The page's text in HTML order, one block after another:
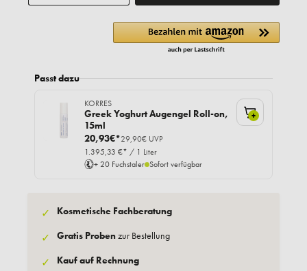
Passt dazu
KORRES
Greek Yoghurt Augengel Roll-on,
15ml
20,93€*29,90€ UVP
1.395,33 €* / 1 Liter
+ 20 Fuchstaler Sofort verfügbar
+
✓ Kosmetische Fachberatung
✓ Gratis Probenzur Bestellung
✓ Kauf auf Rechnung